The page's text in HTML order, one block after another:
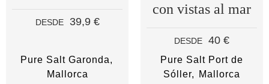
DESDE 39,9 €
Pure Salt Garonda
Mallorca
con vistas al mar
DESDE 40 €
Pure Salt Port de
Sóller
Mallorca